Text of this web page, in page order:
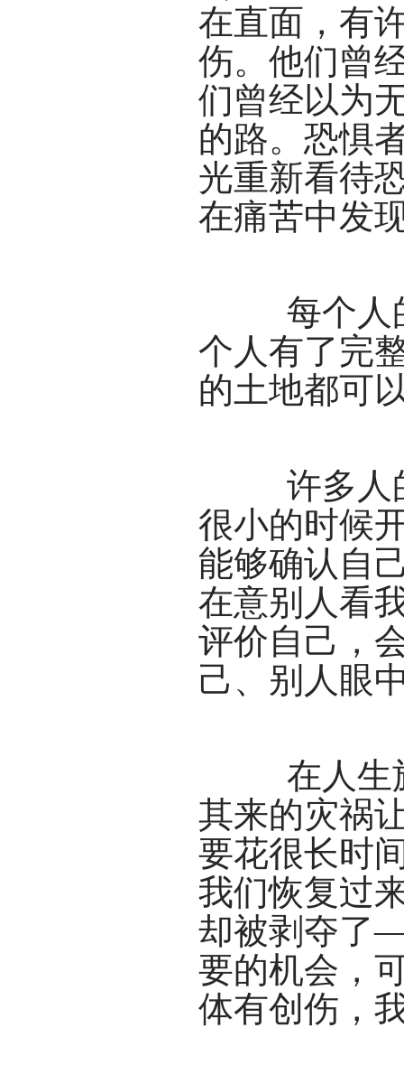
在直面，有
伤。他们曾
们曾经以为
的路。恐惧
光重新看待
在痛苦中发
每个人的
个人有了完
的土地都可
许多人的
很小的时候
能够确认自
在意别人看
评价自己，
己、别人眼
在人生旅
其来的灾祸
要花很长时
我们恢复过
却被剥夺了
要的机会，
体有创伤，